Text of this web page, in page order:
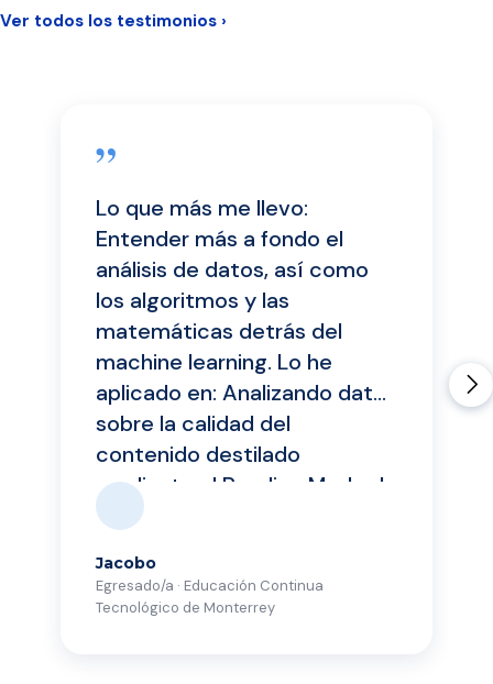
Ver todos los testimonios ›
”
Lo que más me llevo:
Entender más a fondo el
análisis de datos, así como
los algoritmos y las
matemáticas detrás del
machine learning. Lo he
aplicado en: Analizando datos
sobre la calidad del
contenido destilado
mediante el Reading Mode de
Google Chrome para tomar
tecnologías de destilación.
Asimismo, definiendo un
Jacobo
Egresado/a · Educación Continua
Tecnológico de Monterrey